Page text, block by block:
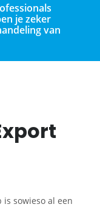
je zeker
van
is sowieso al een